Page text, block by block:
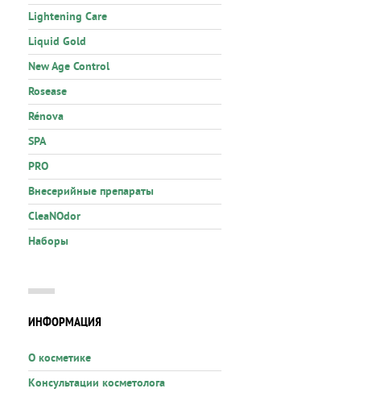
Lightening Care
Liquid Gold
New Age Control
Rosease
Rénova
SPA
PRO
Внесерийные препараты
CleaNOdor
Наборы
ИНФОРМАЦИЯ
О косметике
Консультации косметолога